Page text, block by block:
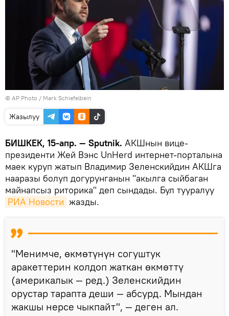
© AP Photo / Mark Schiefelbein
Жазылуу
БИШКЕК, 15-апр. — Sputnik. АКШнын вице-
президенти Жей Вэнс UnHerd интернет-порталына
маек куруп жатып Владимир Зеленскийдин АКШга
нааразы болуп догурунганын "акылга сыйбаган
майнапсыз риторика" деп сындады. Бул тууралуу
РИА Новости жазды.
"Менимче, өкмөтүнүн согуштук
аракеттерин колдоп жаткан өкмөттү
(америкалык — ред.) Зеленскийдин
орустар тарапта деши — абсурд. Мындан
жакшы нерсе чыкпайт", — деген ал.